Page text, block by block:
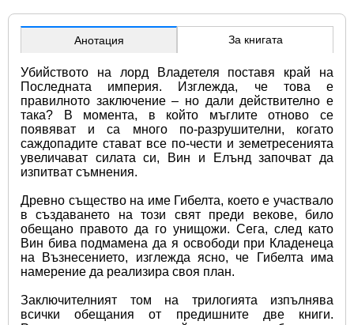
Анотация За книгата
Убийството на лорд Владетеля поставя край на
Последната империя. Изглежда, че това е
правилното заключение – но дали действително е
така? В момента, в който мъглите отново се
появяват и са много по-разрушителни, когато
саждопадите стават все по-чести и земетресенията
увеличават силата си, Вин и Елънд започват да
изпитват съмнения.
Древно същество на име Гибелта, което е участвало
в създаването на този свят преди векове, било
обещано правото да го унищожи. Сега, след като
Вин бива подмамена да я освободи при Кладенеца
на Възнесението, изглежда ясно, че Гибелта има
намерение да реализира своя план.
Заключителният том на трилогията изпълнява
всички обещания от предишните две книги.